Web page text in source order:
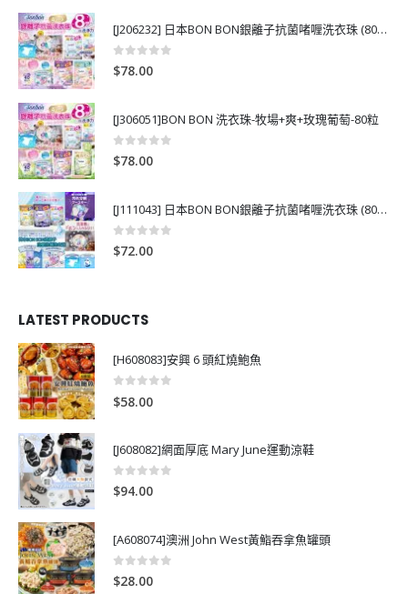
[J206232] 日本BON BON銀離子抗菌啫喱洗衣珠 (80粒)
0out of 5
$78.00
[J306051]BON BON 洗衣珠-牧場+爽+玫瑰葡萄-80粒
0out of 5
$78.00
[J111043] 日本BON BON銀離子抗菌啫喱洗衣珠 (80粒)
0out of 5
$72.00
LATEST PRODUCTS
[H608083]安興 6 頭紅燒鮑魚
0
$58.00
[J608082]網面厚底 Mary June運動涼鞋
0 out of 5
$94.00
[A608074]澳洲 John West黃鮨吞拿魚罐頭
0 out of 5
$28.00